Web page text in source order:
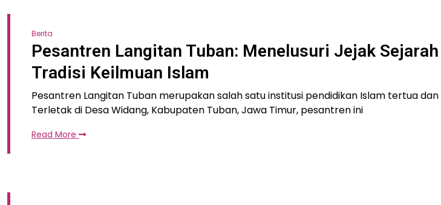
Berita
Pesantren Langitan Tuban: Menelusuri Jejak
Tradisi Keilmuan Islam
Pesantren Langitan Tuban merupakan salah satu institusi pendidikan Islam tertua
Terletak di Desa Widang, Kabupaten Tuban, Jawa Timur, pesantren ini
Read More